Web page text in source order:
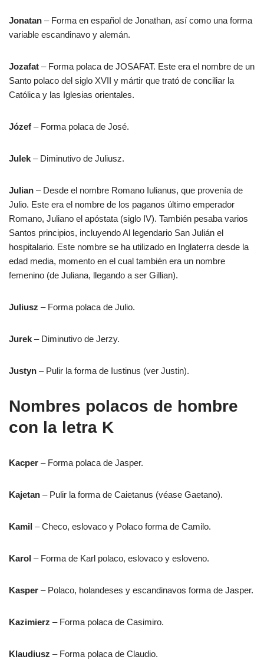
Jonatan – Forma en español de Jonathan, así como una forma
variable escandinavo y alemán.
Jozafat – Forma polaca de JOSAFAT. Este era el nombre de un
Santo polaco del siglo XVII y mártir que trató de conciliar la
Católica y las Iglesias orientales.
Józef – Forma polaca de José.
Julek – Diminutivo de Juliusz.
Julian – Desde el nombre Romano Iulianus, que provenía de
Julio. Este era el nombre de los paganos último emperador
Romano, Juliano el apóstata (siglo IV). También pesaba varios
Santos principios, incluyendo Al legendario San Julián el
hospitalario. Este nombre se ha utilizado en Inglaterra desde la
edad media, momento en el cual también era un nombre
femenino (de Juliana, llegando a ser Gillian).
Juliusz – Forma polaca de Julio.
Jurek – Diminutivo de Jerzy.
Justyn – Pulir la forma de Iustinus (ver Justin).
Nombres polacos de hombre
con la letra K
Kacper – Forma polaca de Jasper.
Kajetan – Pulir la forma de Caietanus (véase Gaetano).
Kamil – Checo, eslovaco y Polaco forma de Camilo.
Karol – Forma de Karl polaco, eslovaco y esloveno.
Kasper – Polaco, holandeses y escandinavos forma de Jasper.
Kazimierz – Forma polaca de Casimiro.
Klaudiusz – Forma polaca de Claudio.